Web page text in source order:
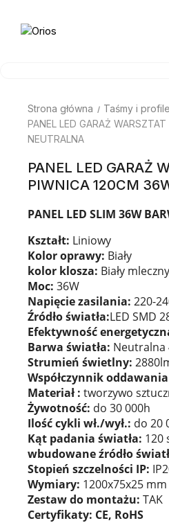
Strona główna Taśmy i
PANEL LED GARAŻ
NEUTRALNA
PANEL LED GARAŻ
PIWNICA 120CM
PANEL LED SLIM 36W
Kształt: Liniowy
Kolor oprawy: Biały
kolor klosza: Biały mleczny
Moc: 36W
Napięcie zasilania: 220-
Źródło światła:LED SMD
Efektywność
Barwa światła: Neutralna
Strumień świetlny:
Współczynnik
Materiał : tworzywo
Żywotność: do 30 000h
Ilość cykli wł./wył.: do 20
Kąt padania światła: 120
wbudowane źródło
Stopień szczelności IP:
Wymiary: 1200x75x25 mm
Zestaw do montażu: TAK
Certyfikaty: CE, RoHS